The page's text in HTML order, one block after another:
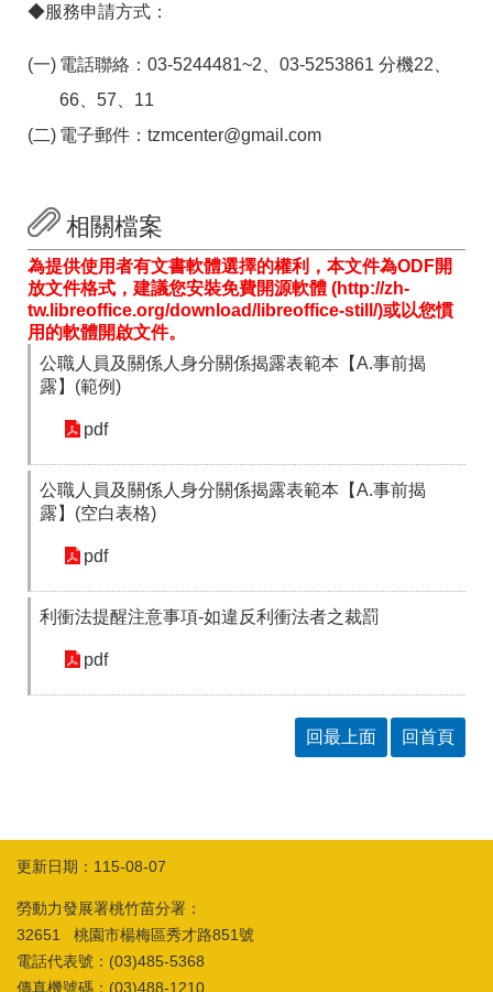
◆服務申請方式：
電話聯絡：03-5244481~2、03-5253861 分機22、
66、57、11
電子郵件：tzmcenter@gmail.com
相關檔案
為提供使用者有文書軟體選擇的權利，本文件為ODF開
放文件格式，建議您安裝免費開源軟體 (http://zh-
tw.libreoffice.org/download/libreoffice-still/)或以您慣
用的軟體開啟文件。
公職人員及關係人身分關係揭露表範本【A.事前揭
露】(範例)
pdf
公職人員及關係人身分關係揭露表範本【A.事前揭
露】(空白表格)
pdf
利衝法提醒注意事項-如違反利衝法者之裁罰
pdf
回最上面 回首頁
更新日期：115-08-07
勞動力發展署桃竹苗分署：
32651 桃園市楊梅區秀才路851號
電話代表號：(03)485-5368
傳真機號碼：(03)488-1210